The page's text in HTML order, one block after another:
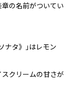
の名前がついてい
ナタ》｣はレモン
クリームの甘さが